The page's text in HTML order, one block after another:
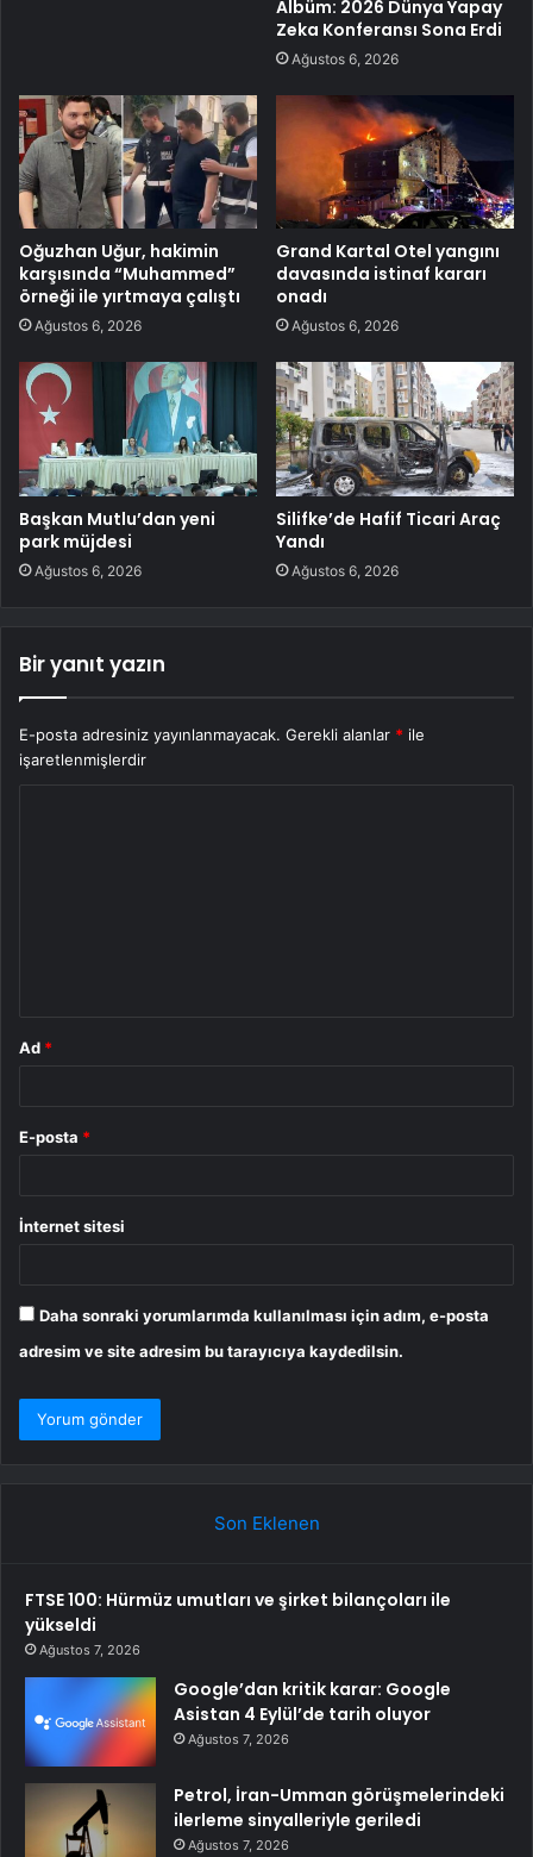
Albüm: 2026 Dünya Yapay
Zeka Konferansı Sona Erdi
Ağustos 6, 2026
Oğuzhan Uğur, hakimin
karşısında “Muhammed”
örneği ile yırtmaya çalıştı
Ağustos 6, 2026
Grand Kartal Otel yangını
davasında istinaf kararı
onadı
Ağustos 6, 2026
Başkan Mutlu’dan yeni
park müjdesi
Ağustos 6, 2026
Silifke’de Hafif Ticari Araç
Yandı
Ağustos 6, 2026
Bir yanıt yazın
E-posta adresiniz yayınlanmayacak. Gerekli alanlar * ile
işaretlenmişlerdir
Ad *
E-posta *
İnternet sitesi
Daha sonraki yorumlarımda kullanılması için adım, e-posta
adresim ve site adresim bu tarayıcıya kaydedilsin.
Son Eklenen
FTSE 100: Hürmüz umutları ve şirket bilançoları ile
yükseldi
Ağustos 7, 2026
Google’dan kritik karar: Google
Asistan 4 Eylül’de tarih oluyor
Ağustos 7, 2026
Petrol, İran-Umman görüşmelerindeki
ilerleme sinyalleriyle geriledi
Ağustos 7, 2026